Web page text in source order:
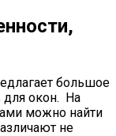
большое
для окон. На
можно найти
не